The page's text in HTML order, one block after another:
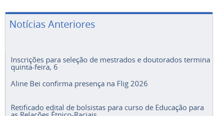
Notícias Anteriores
Inscrições para seleção de mestrados e doutorados termina
quinta-feira, 6
Aline Bei confirma presença na Flig 2026
Retificado edital de bolsistas para curso de Educação para